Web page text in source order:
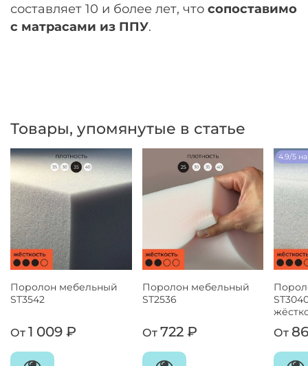
составляет 10 и более лет, что сопоставимо
с матрасами из ППУ.
Товары, упомянутые в статье
Поролон мебельный
ST3542
От 1 009 ₽
Поролон мебельный
ST2536
От 722 ₽
4.9/5
От